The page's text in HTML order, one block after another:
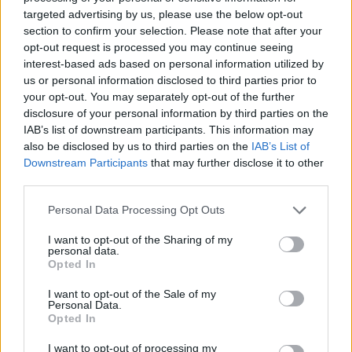
targeted advertising by us, please use the below opt-out
section to confirm your selection. Please note that after your
opt-out request is processed you may continue seeing
interest-based ads based on personal information utilized by
us or personal information disclosed to third parties prior to
your opt-out. You may separately opt-out of the further
disclosure of your personal information by third parties on the
IAB’s list of downstream participants. This information may
also be disclosed by us to third parties on the IAB’s List of
Downstream Participants that may further disclose it to other
Please note that this website/app uses one or more Google
not limited to your visit or usage behaviour. You may click to
grant or deny consent to Google and its third-party tags to
use your data for below specified purposes in below Google
consent section.
Personal Data Processing Opt Outs
I want to opt-out of the Sharing of my
personal data.
Opted In
I want to opt-out of the Sale of my
Personal Data.
Opted In
I want to opt-out of processing my
Precedente
ROMA Arrestato
pusher di Rivotril a
Porta Portese
Successiva
Coronavirus, Roma
piange la prima
vittima under 40:
ciao Emanuele
POTREBBE INTERESSARTI
sanitario dello Spallanzani:
Paese non ha bisogno di stress”
Annunziata ricoverata allo
Spallanzani